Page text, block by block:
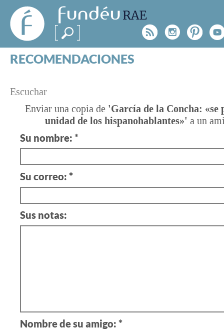
FundéuRAE
- Fundación
del Español
Urgente
Rss
RECOMENDACIONES
ESPECIALES
BLOG
NOTICIAS
SOBRE LA FUNDÉURAE
FundéuRAE es una fundación patrocinada por la
y la Real Academia Española, cuyo objetivo es
Internet.
¿TIENES
UNA
DUDA?
Consúltanos
Escuchar
Enviar una copia de 'García de la Concha: «se
unidad de los hispanohablantes»' a un
Su nombre: *
Su correo: *
Sus notas:
Nombre de su amigo: *